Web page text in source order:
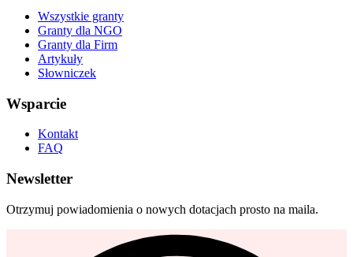
Wszystkie granty
Granty dla NGO
Granty dla Firm
Artykuły
Słowniczek
Wsparcie
Kontakt
FAQ
Newsletter
Otrzymuj powiadomienia o nowych dotacjach prosto na maila.